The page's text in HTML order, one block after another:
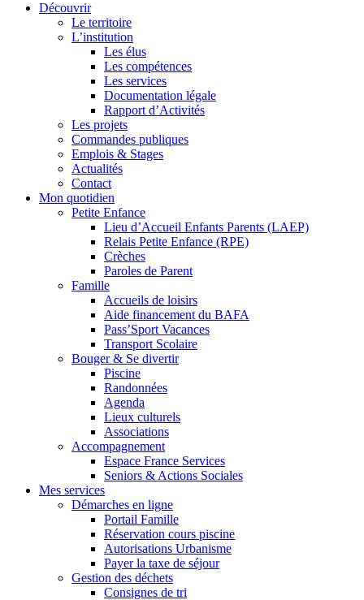
Découvrir
Le territoire
L’institution
Les élus
Les compétences
Les services
Documentation légale
Rapport d’Activités
Les projets
Commandes publiques
Emplois & Stages
Actualités
Contact
Mon quotidien
Petite Enfance
Lieu d’Accueil Enfants Parents (LAEP)
Relais Petite Enfance (RPE)
Crèches
Paroles de Parent
Famille
Accueils de loisirs
Aide financement du BAFA
Pass’Sport Vacances
Transport Scolaire
Bouger & Se divertir
Piscine
Randonnées
Agenda
Lieux culturels
Associations
Accompagnement
Espace France Services
Seniors & Actions Sociales
Mes services
Démarches en ligne
Portail Famille
Réservation cours piscine
Autorisations Urbanisme
Payer la taxe de séjour
Gestion des déchets
Consignes de tri